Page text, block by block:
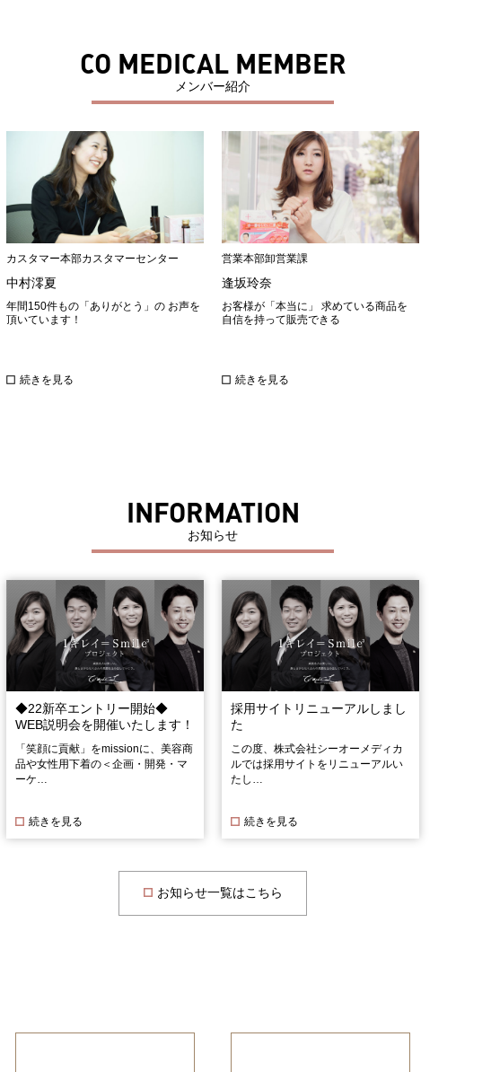
CO MEDICAL MEMBER
メンバー紹介
カスタマー本部カスタマーセンター
中村澪夏
年間150件もの「ありがとう」の お声を
頂いています！
続きを見る
営業本部卸営業課
逢坂玲奈
お客様が「本当に」 求めている商品を
自信を持って販売できる
続きを見る
INFORMATION
お知らせ
◆22新卒エントリー開始◆
WEB説明会を開催いたします！
「笑顔に貢献」をmissionに、美容商
品や女性用下着の＜企画・開発・マ
ーケ…
続きを見る
採用サイトリニューアルしまし
た
この度、株式会社シーオーメディカ
ルでは採用サイトをリニューアルい
たし…
続きを見る
お知らせ一覧はこちら